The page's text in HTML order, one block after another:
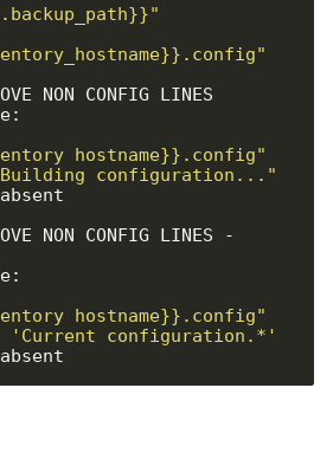
configuration..."
'Current configuration.*'
absent